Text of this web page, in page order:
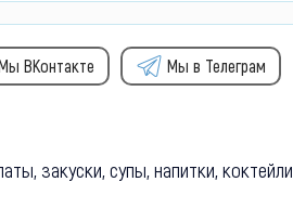
ВКонтакте Мы в Телеграм
закуски, супы, напитки, коктейли